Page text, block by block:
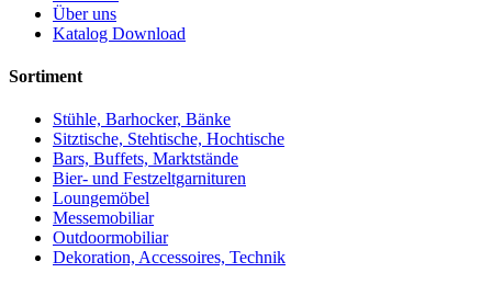
Über uns
Katalog Download
Sortiment
Stühle, Barhocker, Bänke
Sitztische, Stehtische, Hochtische
Bars, Buffets, Marktstände
Bier- und Festzeltgarnituren
Loungemöbel
Messemobiliar
Outdoormobiliar
Dekoration, Accessoires, Technik